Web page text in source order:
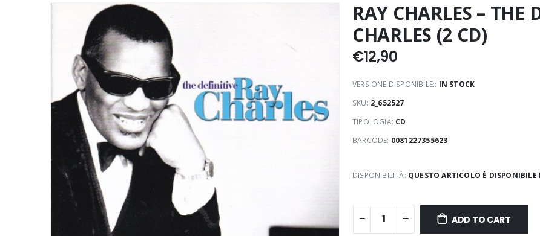
RAY CHARLES – THE
CHARLES (2 CD)
€12,90
VERSIONE DISPONIBILE:: IN STOCK
SKU: 2_652527
TIPOLOGIA: CD
BARCODE: 0081227355623
DISPONIBILITÀ: QUESTO ARTICOLO È
ADD TO CART